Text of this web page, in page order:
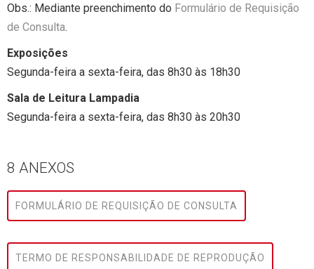
Obs.: Mediante preenchimento do Formulário de Requisição
de Consulta.
Exposições
Segunda-feira a sexta-feira, das 8h30 às 18h30
Sala de Leitura Lampadia
Segunda-feira a sexta-feira, das 8h30 às 20h30
8 ANEXOS
FORMULÁRIO DE REQUISIÇÃO DE CONSULTA
TERMO DE RESPONSABILIDADE DE REPRODUÇÃO